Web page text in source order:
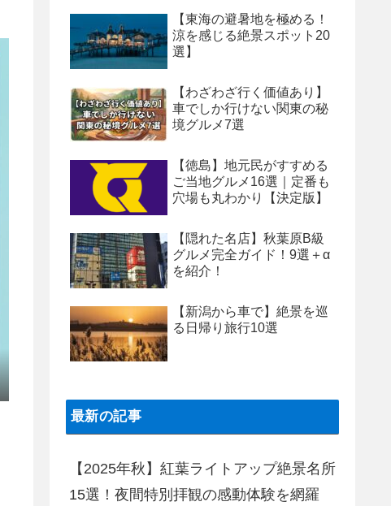
【東海の避暑地を極める！
涼を感じる絶景スポット20
選】
【わざわざ行く価値あり】
車でしか行けない関東の秘
境グルメ7選
【徳島】地元民がすすめる
ご当地グルメ16選｜定番も
穴場も丸わかり【決定版】
【隠れた名店】秋葉原B級
グルメ完全ガイド！9選＋α
を紹介！
【新潟から車で】絶景を巡
る日帰り旅行10選
最新の記事
【2025年秋】紅葉ライトアップ絶景名所
15選！夜間特別拝観の感動体験を網羅